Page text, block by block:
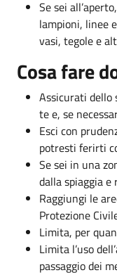
Se sei
lampioni, linee
vasi, tegole e
Cosa fare
Assicurati dello
te e, se
Esci con
potresti ferirti
Se sei in una
dalla spiaggia
Raggiungi le
Protezione
Limita, per
Limita l’uso
passaggio dei